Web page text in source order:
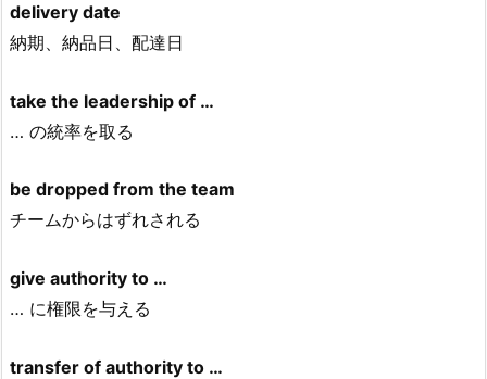
delivery date
納期、納品日、配達日
take the leadership of …
… の統率を取る
be dropped from the team
チームからはずれされる
give authority to …
… に権限を与える
transfer of authority to …